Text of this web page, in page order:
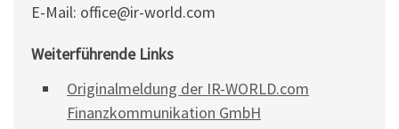
E-Mail: office@ir-world.com
Weiterführende Links
Originalmeldung der IR-WORLD.com
Finanzkommunikation GmbH